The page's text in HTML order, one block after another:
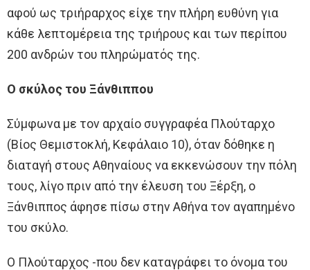
αφού ως τριήραρχος είχε την πλήρη ευθύνη για
κάθε λεπτομέρεια της τριήρους και των περίπου
200 ανδρών του πληρώματός της.
Ο σκύλος του Ξάνθιππου
Σύμφωνα με τον αρχαίο συγγραφέα Πλούταρχο
(Βίος Θεμιστοκλή, Κεφάλαιο 10), όταν δόθηκε η
διαταγή στους Αθηναίους να εκκενώσουν την πόλη
τους, λίγο πριν από την έλευση του Ξέρξη, ο
Ξάνθιππος άφησε πίσω στην Αθήνα τον αγαπημένο
του σκύλο.
Ο Πλούταρχος -που δεν καταγράφει το όνομα του